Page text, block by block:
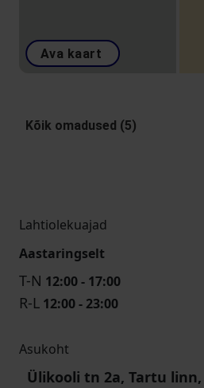
Ava kaart
Kõik omadused (5)
Lahtiolekuajad
Aastaringselt
T-N 12:00 - 17:00
R-L 12:00 - 23:00
Asukoht
Ülikooli tn 2a, Tartu